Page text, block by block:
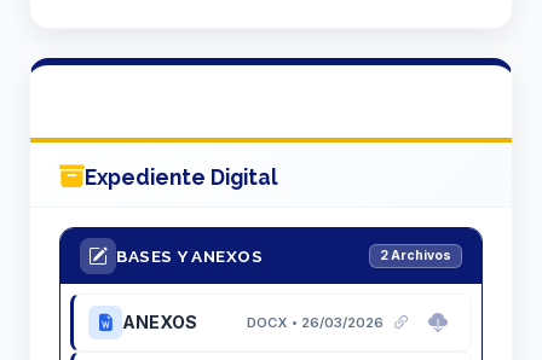
Expediente Digital
BASES Y ANEXOS 2 Archivos
ANEXOS DOCX • 26/03/2026